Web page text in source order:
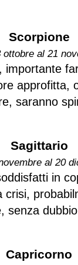
Scorpione
ottobre al 21
importante
approfitta,
saranno
Sagittario
al 20
in
senza
Capricorno